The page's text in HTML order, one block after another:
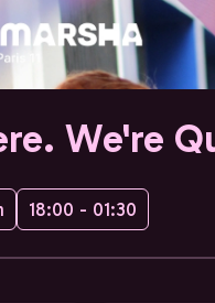
We're
18:00 - 01:30